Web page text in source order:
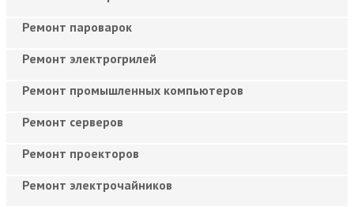
Ремонт пароварок
Ремонт электрогрилей
Ремонт промышленных компьютеров
Ремонт серверов
Ремонт проекторов
Ремонт электрочайников